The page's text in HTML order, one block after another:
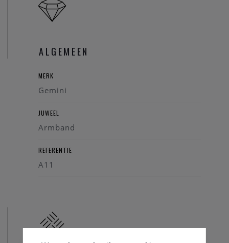
kunnen we juwelen uittekenen naar uw wens en smaak.
ALGEMEEN
MERK
Gemini
JUWEEL
Armband
REFERENTIE
A11